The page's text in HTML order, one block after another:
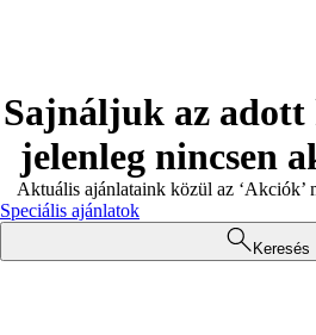
Sajnáljuk az adott
jelenleg nincsen
Aktuális ajánlataink közül az ‘Akciók’
Speciális ajánlatok
Keresés